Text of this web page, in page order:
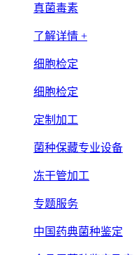
真菌毒素
了解详情 +
细胞检定
细胞检定
定制加工
菌种保藏专业设备
冻干管加工
专题服务
中国药典菌种鉴定